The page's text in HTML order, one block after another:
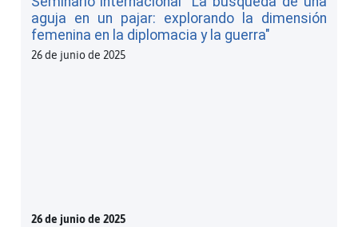
aguja en un pajar: explorando la dimensión
femenina en la diplomacia y la guerra"
26 de junio de 2025
26 de junio de 2025